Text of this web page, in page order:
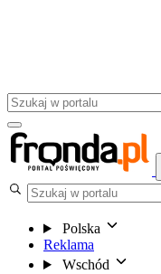
Polska
Reklama
Wschód